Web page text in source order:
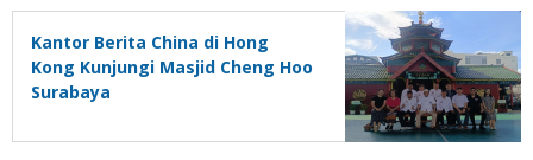
Kantor Berita China di Hong
Kong Kunjungi Masjid Cheng Hoo
Surabaya